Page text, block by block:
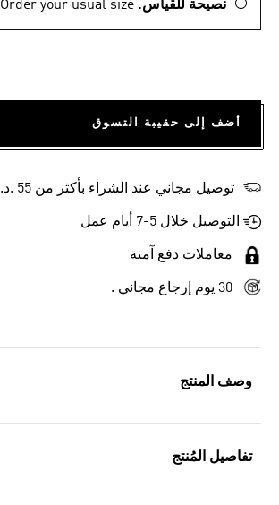
وصف المنتج
تفاصيل المُنتج
نصيحة للقياس. Order your usual size.
أضف إلى حقيبة التسوق
توصيل مجاني عند الشراء بأكثر من 55 .د.ب‎
التوصيل خلال 5-7 أيام عمل
معاملات دفع آمنة